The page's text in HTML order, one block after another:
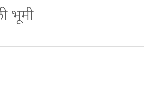
भूमी